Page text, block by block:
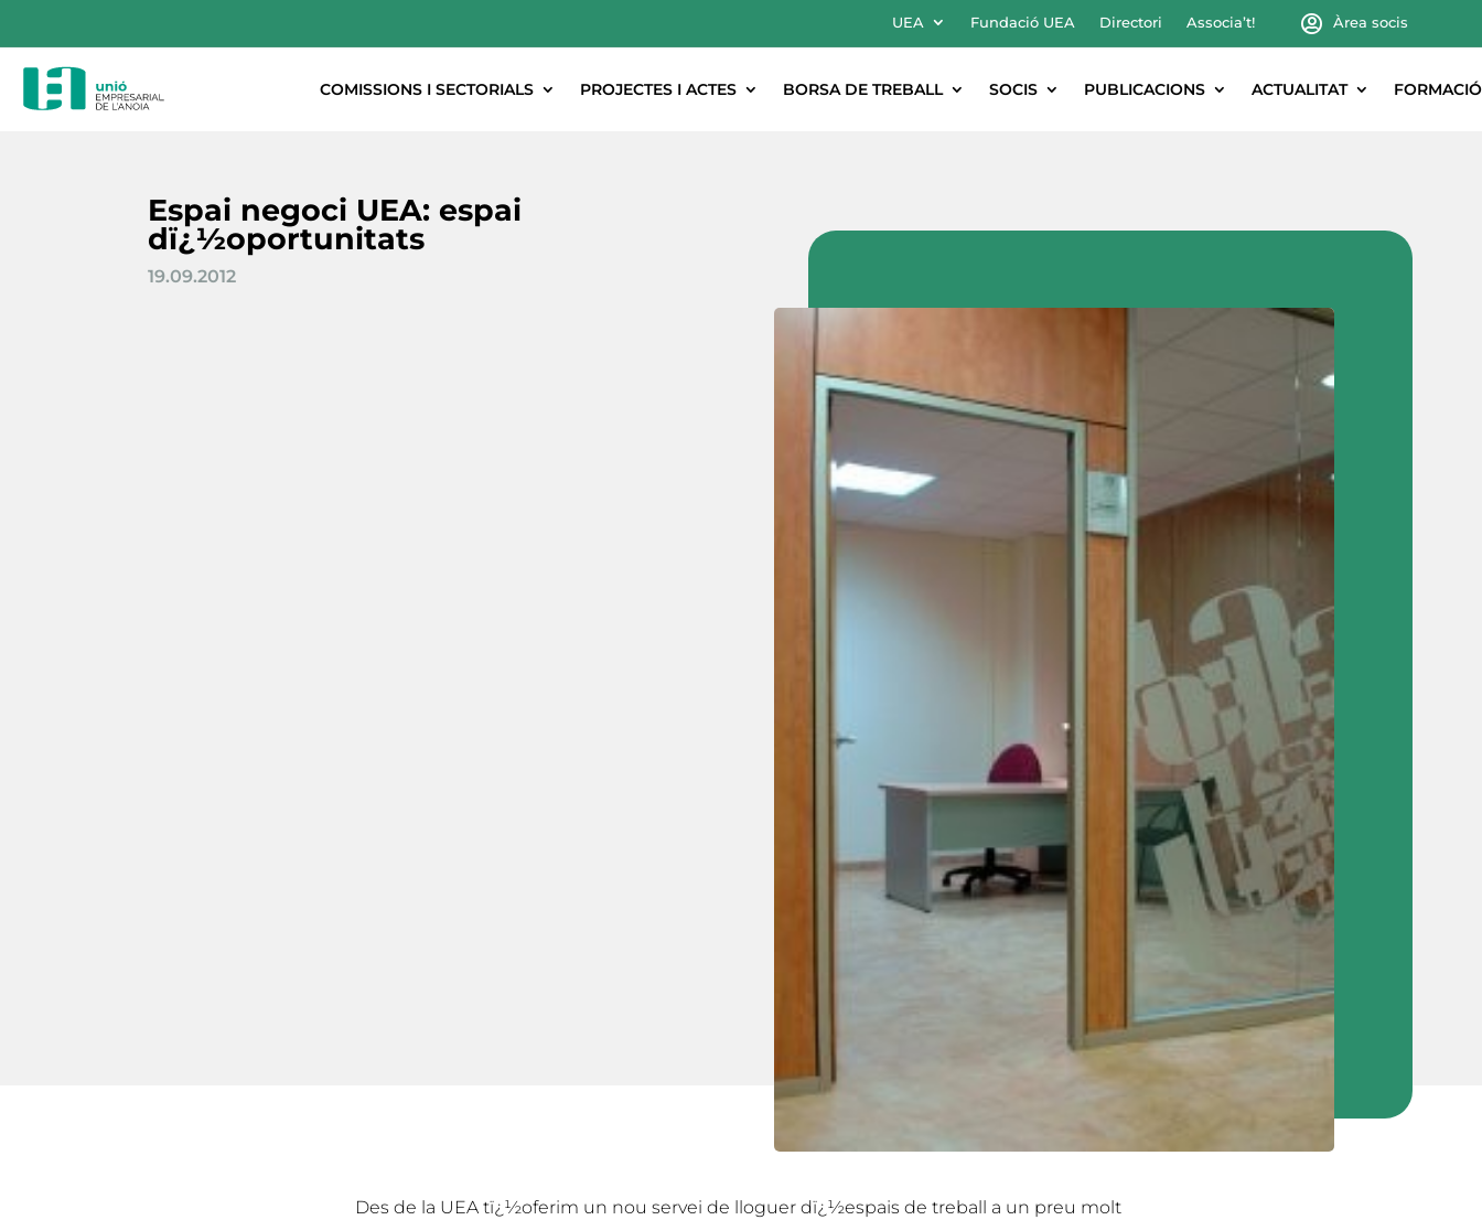
UEA Fundació UEA Directori Associa’t! Àrea socis
COMISSIONS I SECTORIALS PROJECTES I ACTES BORSA DE TREBALL SOCIS PUBLICACIONS ACTUALITAT FORMACIÓ
Espai negoci UEA: espai
dï¿½oportunitats
19.09.2012
Des de la UEA tï¿½oferim un nou servei de lloguer dï¿½espais de treball a un preu molt